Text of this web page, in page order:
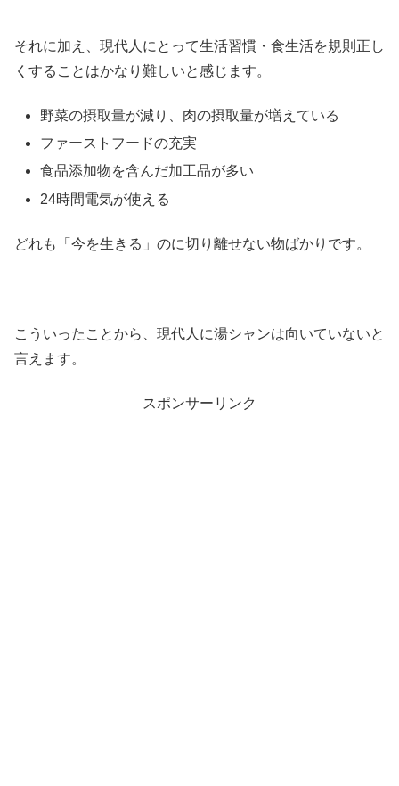
それに加え、現代人にとって生活習慣・食生活を規則正し
くすることはかなり難しいと感じます。
野菜の摂取量が減り、肉の摂取量が増えている
ファーストフードの充実
食品添加物を含んだ加工品が多い
24時間電気が使える
どれも「今を生きる」のに切り離せない物ばかりです。
こういったことから、現代人に湯シャンは向いていないと
言えます。
スポンサーリンク